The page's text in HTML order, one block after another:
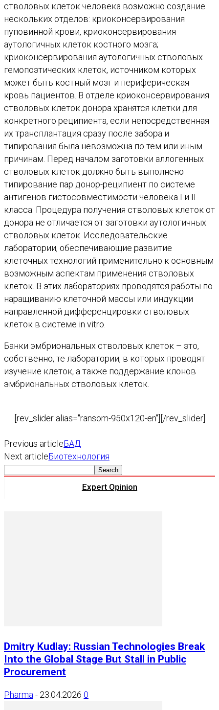
стволовых клеток человека возможно создание
нескольких отделов: криоконсервирования
пуповинной крови, криоконсервирования
аутологичных клеток костного мозга;
криоконсервирования аутологичных стволовых
гемопоэтических клеток, источником которых
может быть костный мозг и периферическая
кровь пациентов. В отделе криоконсервирования
стволовых клеток донора хранятся клетки для
конкретного реципиента, если непосредственная
их трансплантация сразу после забора и
типирования была невозможна по тем или иным
причинам. Перед началом заготовки аллогенных
стволовых клеток должно быть выполнено
типирование пар донор-реципиент по системе
антигенов гистосовместимости человека I и II
класса. Процедура получения стволовых клеток от
донора не отличается от заготовки аутологичных
стволовых клеток. Исследовательские
лаборатории, обеспечивающие развитие
клеточных технологий применительно к основным
возможным аспектам применения стволовых
клеток. В этих лабораториях проводятся работы по
наращиванию клеточной массы или индукции
направленной дифференцировки стволовых
клеток в системе in vitro.
Банки эмбриональных стволовых клеток – это,
собственно, те лаборатории, в которых проводят
изучение клеток, а также поддержание клонов
эмбриональных стволовых клеток.
[rev_slider alias="ransom-950x120-en"][/rev_slider]
Previous articleБАД
Next articleБиотехнология
Expert Opinion
Dmitry Kudlay: Russian Technologies Break
Into the Global Stage But Stall in Public
Procurement
Pharma - 23.04.2026 0